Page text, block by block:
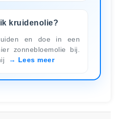
kruidenolie?
en doe in een
zonnebloemolie bij.
Lees meer